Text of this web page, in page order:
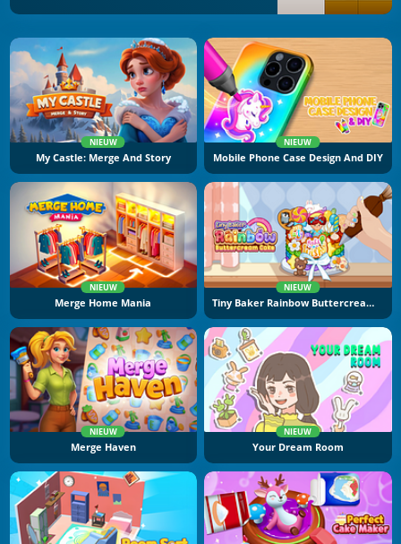
NIEUW
My Castle: Merge And Story
NIEUW
Mobile Phone Case Design And DIY
NIEUW
Merge Home Mania
NIEUW
Tiny Baker Rainbow Buttercream Cake
NIEUW
Merge Haven
NIEUW
Your Dream Room